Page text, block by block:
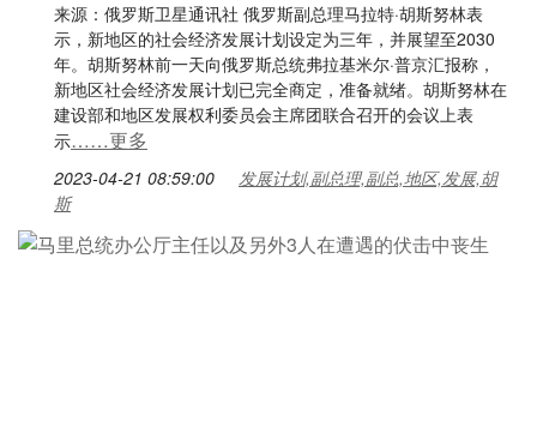
来源：俄罗斯卫星通讯社 俄罗斯副总理马拉特·胡斯努林表
示，新地区的社会经济发展计划设定为三年，并展望至2030
年。胡斯努林前一天向俄罗斯总统弗拉基米尔·普京汇报称，
新地区社会经济发展计划已完全商定，准备就绪。胡斯努林在
建设部和地区发展权利委员会主席团联合召开的会议上表
示……更多
2023-04-21 08:59:00
发展计划,副总理,副总,地区,发展,胡
斯